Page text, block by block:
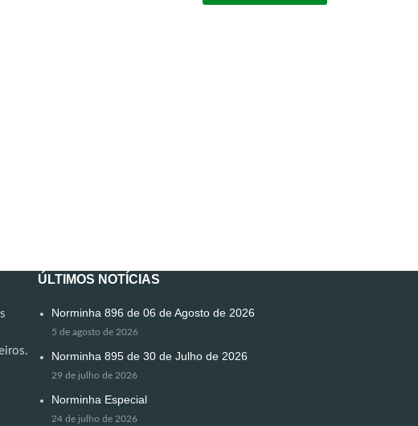
ÚLTIMOS NOTÍCIAS
Norminha 896 de 06 de Agosto de 2026
5 de agosto de 2026
Norminha 895 de 30 de Julho de 2026
29 de julho de 2026
Norminha Especial
24 de julho de 2026